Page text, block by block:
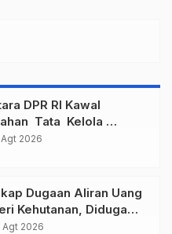
DPR RI Kawal
Tata Kelola
Asabri
2026
Dugaan Aliran Uang
Kehutanan, Diduga
Kawasan Hutan
Agt 2026